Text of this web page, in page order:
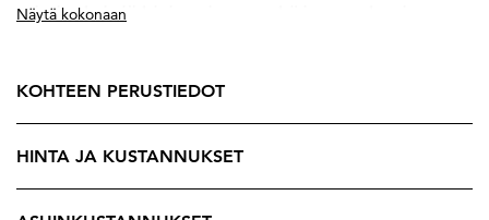
toimiva keittiö kivitasoineen, sekä iso, moderni
pyykkihuollolle. Arkea helpottaa myös erillinen wc
sekä käytännöllinen vaatehuone heti eteisen
yhteydessä. Olohuoneen ja suurimman makuuhuoneen
ikkunoista avautuu näkymä Vuorimiehenkadulle,
Näytä kokonaan
KOHTEEN PERUSTIEDOT
HINTA JA KUSTANNUKSET